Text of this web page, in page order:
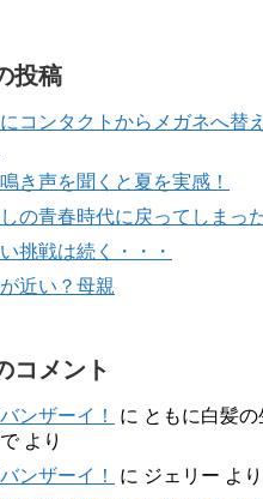
投稿
コンタクトからメガネへ替
き声を聞くと夏を実感！
の青春時代に戻ってしまっ
挑戦は続く・・・
近い？母親
コメント
ンザーイ！ に ともに白髪の
より
ンザーイ！
に ジェリー より